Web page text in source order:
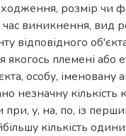
розмір чи
виникнення, вид
відповідного
якогось племені або
особу, іменовану
незначну кількість
у, на, по, із
кількість